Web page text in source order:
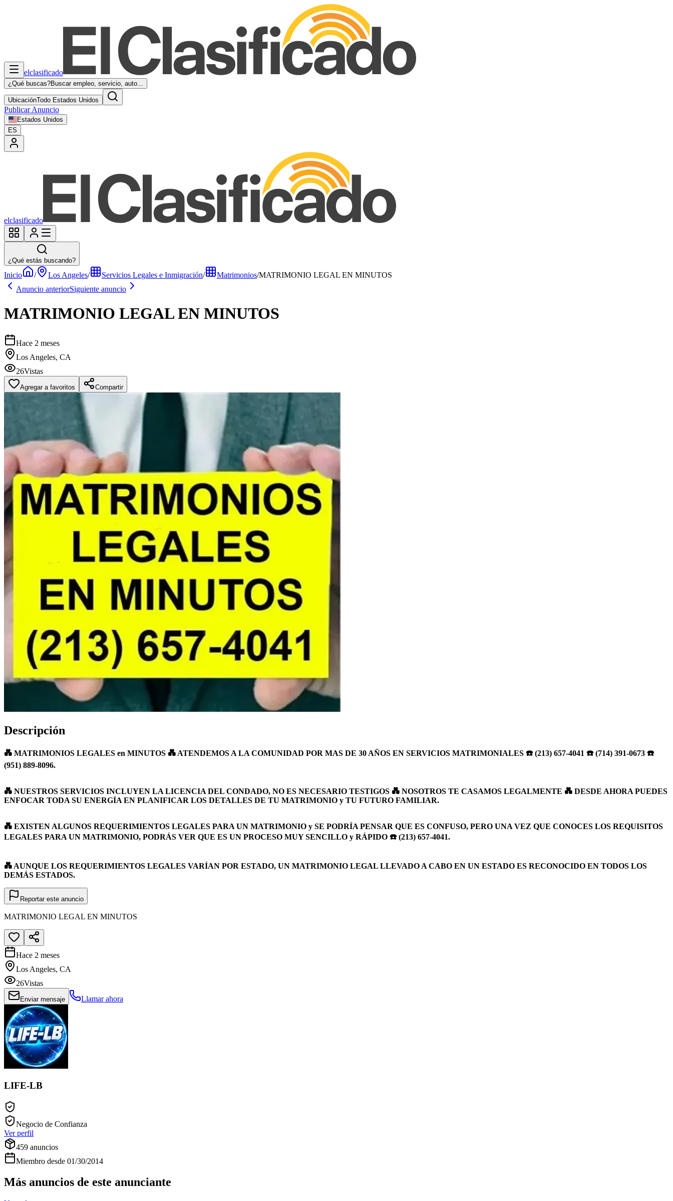
elclasificado
¿Qué buscas?Buscar empleo, servicio, auto...
UbicaciónTodo Estados Unidos
Publicar Anuncio
Estados Unidos
ES
elclasificado
¿Qué estás buscando?
Inicio / Los Angeles/ Servicios Legales e Inmigración/ Matrimonios/MATRIMONIO LEGAL EN MINUTOS
Anuncio anteriorSiguiente anuncio
MATRIMONIO LEGAL EN MINUTOS
Hace 2 meses
Los Angeles, CA
26Vistas
Agregar a favoritos Compartir
Descripción
💑 MATRIMONIOS LEGALES en MINUTOS 💑 ATENDEMOS A LA COMUNIDAD POR MAS DE 30 AÑOS EN SERVICIOS MATRIMONIALES ☎️ (213) 657-4041 ☎️ (714) 391-0673 ☎️
(951) 889-8096.
💑 NUESTROS SERVICIOS INCLUYEN LA LICENCIA DEL CONDADO, NO ES NECESARIO TESTIGOS 💑 NOSOTROS TE CASAMOS LEGALMENTE 💑 DESDE AHORA PUEDES
ENFOCAR TODA SU ENERGÍA EN PLANIFICAR LOS DETALLES DE TU MATRIMONIO y TU FUTURO FAMILIAR.
💑 EXISTEN ALGUNOS REQUERIMIENTOS LEGALES PARA UN MATRIMONIO y SE PODRÍA PENSAR QUE ES CONFUSO, PERO UNA VEZ QUE CONOCES LOS REQUISITOS
LEGALES PARA UN MATRIMONIO, PODRÁS VER QUE ES UN PROCESO MUY SENCILLO y RÁPIDO ☎️ (213) 657-4041.
💑 AUNQUE LOS REQUERIMIENTOS LEGALES VARÍAN POR ESTADO, UN MATRIMONIO LEGAL LLEVADO A CABO EN UN ESTADO ES RECONOCIDO EN TODOS LOS
DEMÁS ESTADOS.
Reportar este anuncio
MATRIMONIO LEGAL EN MINUTOS
Hace 2 meses
Los Angeles, CA
26Vistas
Enviar mensaje Llamar ahora
LIFE-LB
Negocio de Confianza
Ver perfil
459 anuncios
Miembro desde 01/30/2014
Más anuncios de este anunciante